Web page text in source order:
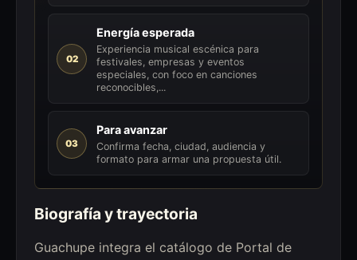
02
Energía esperada
Experiencia musical escénica para
festivales, empresas y eventos
especiales, con foco en canciones
reconocibles,...
03
Para avanzar
Confirma fecha, ciudad, audiencia y
formato para armar una propuesta útil.
Biografía y trayectoria
Guachupe integra el catálogo de Portal de